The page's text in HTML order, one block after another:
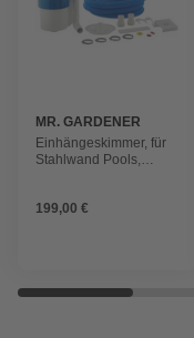
MR. GARDENER
Einhängeskimmer, für
Stahlwand Pools,
199,00 €